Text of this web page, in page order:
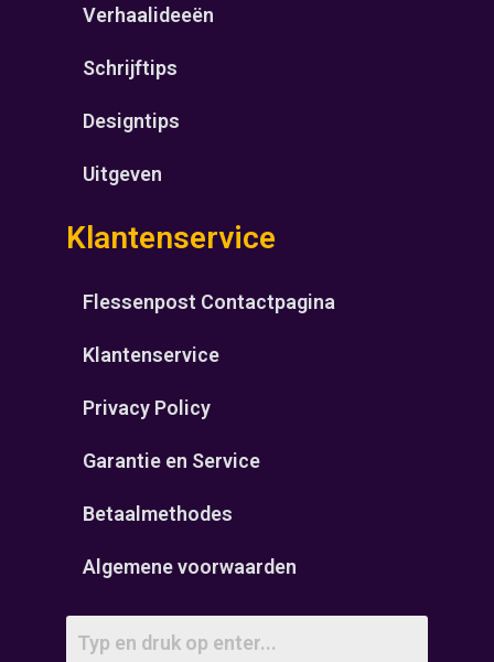
Verhaalideeën
Schrijftips
Designtips
Uitgeven
Klantenservice
Flessenpost Contactpagina
Klantenservice
Privacy Policy
Garantie en Service
Betaalmethodes
Algemene voorwaarden